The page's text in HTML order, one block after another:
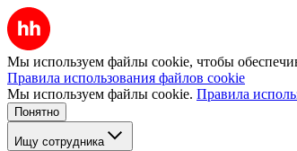
Мы используем файлы cookie, чтобы
Правила использования файлов cookie
Мы используем файлы cookie. Правила
Понятно
Ищу сотрудника